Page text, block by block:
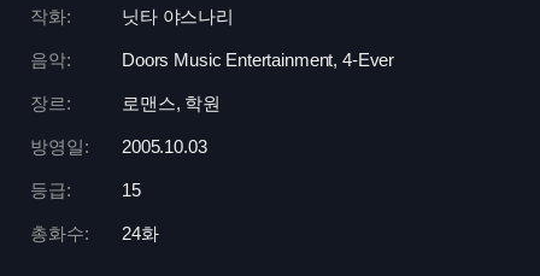
작화: 닛타 야스나리
음악: Doors Music Entertainment, 4-Ever
장르: 로맨스, 학원
방영일: 2005.10.03
등급: 15
총화수: 24화